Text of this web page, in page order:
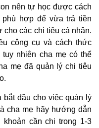
nên tự học được cách
hợp để vừa trả tiền
cho các chi tiêu cá nhân.
công cụ và cách thức
nhiên cha mẹ có thể
mẹ đã quản lý chi tiêu
bắt đầu cho việc quản lý
cha mẹ hãy hướng dẫn
cần chi trong 1-3